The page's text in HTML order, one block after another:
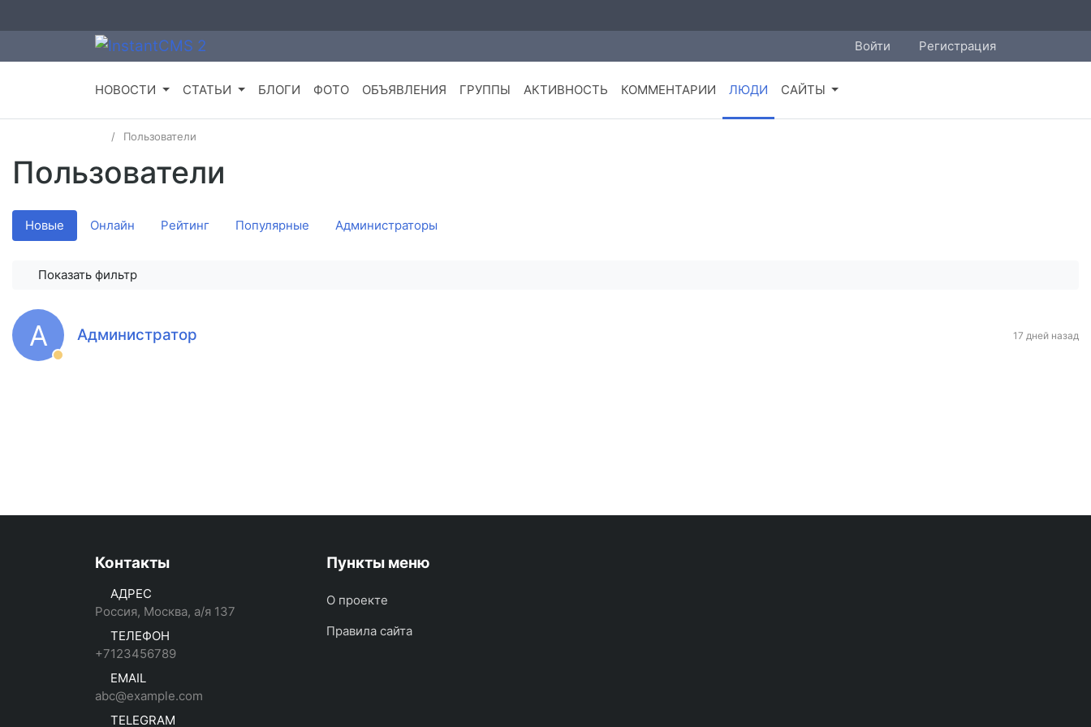
Войти Регистрация
НОВОСТИ СТАТЬИ БЛОГИ ФОТО ОБЪЯВЛЕНИЯ ГРУППЫ АКТИВНОСТЬ КОММЕНТАРИИ ЛЮДИ САЙТЫ
Пользователи
Пользователи
Новые Онлайн Рейтинг Популярные Администраторы
Показать фильтр
А Администратор 17 дней назад
Контакты
АДРЕС
Россия, Москва, а/я 137
ТЕЛЕФОН
+7123456789
EMAIL
abc@example.com
TELEGRAM
Пункты меню
О проекте
Правила сайта